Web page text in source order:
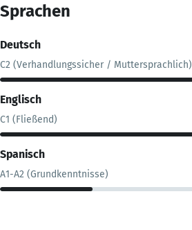
Sprachen
Deutsch
C2 (Verhandlungssicher / Muttersprachlich)
Englisch
C1 (Fließend)
Spanisch
A1-A2 (Grundkenntnisse)